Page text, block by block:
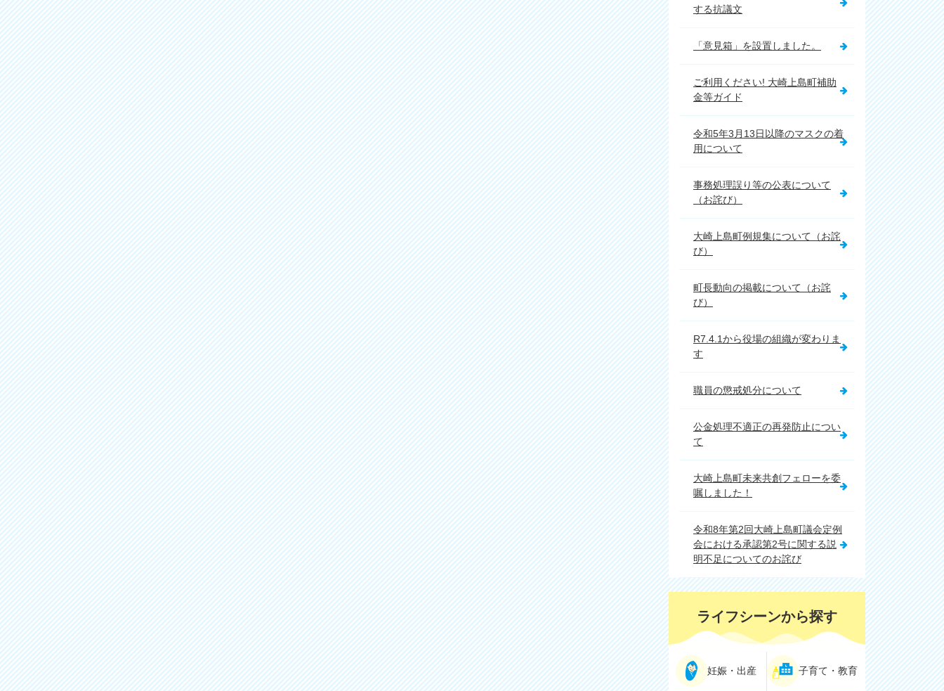
する抗議文
「意見箱」を設置しました。
ご利用ください! 大崎上島町補助
金等ガイド
令和5年3月13日以降のマスクの着
用について
事務処理誤り等の公表について
（お詫び）
大崎上島町例規集について（お詫
び）
町長動向の掲載について（お詫
び）
R7.4.1から役場の組織が変わりま
す
職員の懲戒処分について
公金処理不適正の再発防止につい
て
大崎上島町未来共創フェローを委
嘱しました！
令和8年第2回大崎上島町議会定例
会における承認第2号に関する説
明不足についてのお詫び
ライフシーンから探す
妊娠・出産 子育て・教育